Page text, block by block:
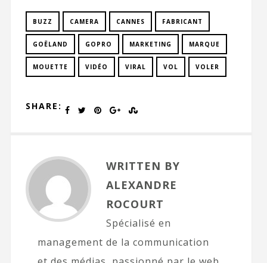
BUZZ CAMERA CANNES FABRICANT
GOËLAND GOPRO MARKETING MARQUE
MOUETTE VIDÉO VIRAL VOL VOLER
SHARE:
WRITTEN BY
ALEXANDRE
ROCOURT
Spécialisé en
management de la communication